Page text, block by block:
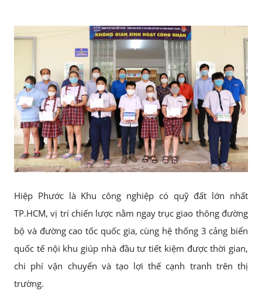
Hiệp Phước là Khu công nghiệp có quỹ đất lớn nhất
TP.HCM, vị trí chiến lược nằm ngay trục giao thông đường
bộ và đường cao tốc quốc gia, cùng hệ thống 3 cảng biển
quốc tế nội khu giúp nhà đầu tư tiết kiệm được thời gian,
chi phí vận chuyển và tạo lợi thế cạnh tranh trên thị
trường.